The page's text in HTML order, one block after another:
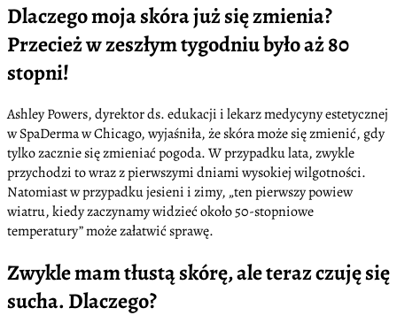
Dlaczego moja skóra już się zmienia?
Przecież w zeszłym tygodniu było aż 80
stopni!
Ashley Powers, dyrektor ds. edukacji i lekarz medycyny estetycznej
w SpaDerma w Chicago, wyjaśniła, że skóra może się zmienić, gdy
tylko zacznie się zmieniać pogoda. W przypadku lata, zwykle
przychodzi to wraz z pierwszymi dniami wysokiej wilgotności.
Natomiast w przypadku jesieni i zimy, „ten pierwszy powiew
wiatru, kiedy zaczynamy widzieć około 50-stopniowe
temperatury” może załatwić sprawę.
Zwykle mam tłustą skórę, ale teraz czuję się
sucha. Dlaczego?